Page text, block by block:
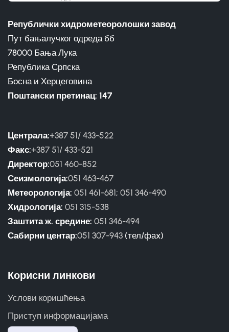
Републички хидрометеоролошки завод
Пут бањалучког одреда бб
78000 Бања Лука
Република Српска
Босна и Херцеговина
Поштански претинац: 147
Централа:+387 51/ 433-522
Факс:+387 51/ 433-521
Директор:051 460-852
Сеизмологија:051 463-467
Метеорологија: 051 461-681; 051 346-490
Хидрологија: 051 315-538
Заштита ж. средине: 051 346-494
Сабирни центар:051 307-943 (тел/фаx)
Корисни линкови
Услови коришћења
Приступ информацијама